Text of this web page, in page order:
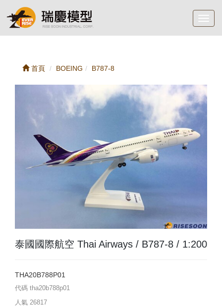
首頁 BOEING B787-8
泰國國際航空 Thai Airways / B787-8 / 1:200
THA20B788P01
代碼 tha20b788p01
人氣 26817